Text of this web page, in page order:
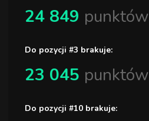
24 849 punktów
Do pozycji #3 brakuje:
23 045 punktów
Do pozycji #10 brakuje: